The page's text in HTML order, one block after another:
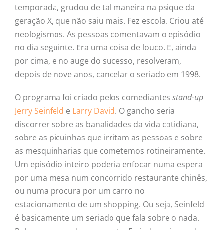
temporada, grudou de tal maneira na psique da
geração X, que não saiu mais. Fez escola. Criou até
neologismos. As pessoas comentavam o episódio
no dia seguinte. Era uma coisa de louco. E, ainda
por cima, e no auge do sucesso, resolveram,
depois de nove anos, cancelar o seriado em 1998.
O programa foi criado pelos comediantes stand-up
Jerry Seinfeld e Larry David. O gancho seria
discorrer sobre as banalidades da vida cotidiana,
sobre as picuinhas que irritam as pessoas e sobre
as mesquinharias que cometemos rotineiramente.
Um episódio inteiro poderia enfocar numa espera
por uma mesa num concorrido restaurante chinês,
ou numa procura por um carro no
estacionamento de um shopping. Ou seja, Seinfeld
é basicamente um seriado que fala sobre o nada.